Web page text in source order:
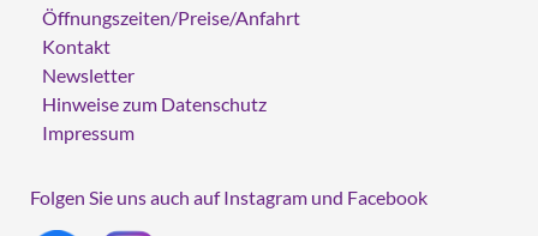
Öffnungszeiten/Preise/Anfahrt
Kontakt
Newsletter
Hinweise zum Datenschutz
Impressum
Folgen Sie uns auch auf Instagram und Facebook